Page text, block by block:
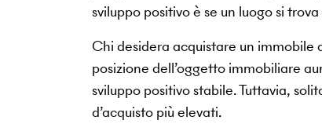
sviluppo positivo è se un luogo si
Chi desidera acquistare un
posizione dell’oggetto immobiliare
sviluppo positivo stabile. Tuttavia,
d’acquisto più elevati.